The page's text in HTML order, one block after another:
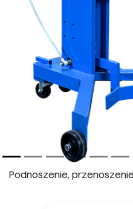
Podnoszenie,